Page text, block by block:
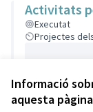
Informació
aquesta
Activitats
Executat
Projectes